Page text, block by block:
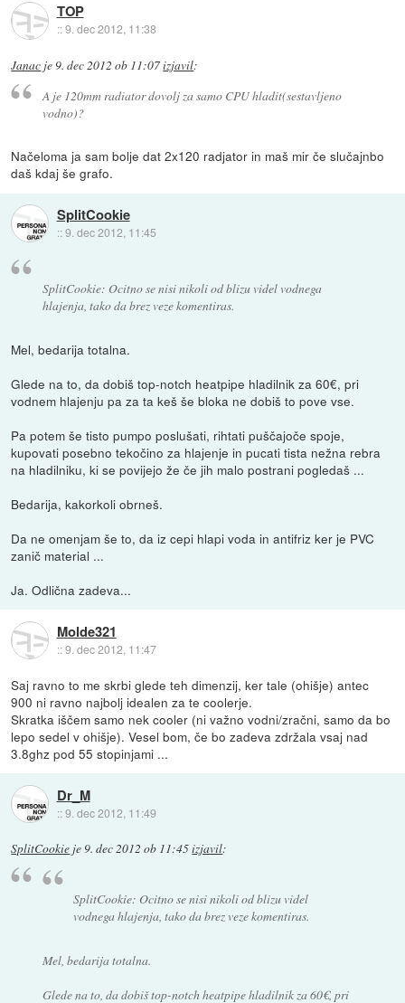
TOP
::9. dec 2012, 11:38
Janac je9. dec 2012 ob 11:07izjavil:
A je 120mm radiator dovolj za samo CPU hladit(sestavljeno
vodno)?
Načeloma ja sam bolje dat 2x120 radjator in maš mir če slučajnbo
daš kdaj še grafo.
SplitCookie
::9. dec 2012, 11:45
SplitCookie: Ocitno se nisi nikoli od blizu videl vodnega
hlajenja, tako da brez veze komentiras.
Mel, bedarija totalna.
Glede na to, da dobiš top-notch heatpipe hladilnik za 60€, pri
vodnem hlajenju pa za ta keš še bloka ne dobiš to pove vse.
Pa potem še tisto pumpo poslušati, rihtati puščajoče spoje,
kupovati posebno tekočino za hlajenje in pucati tista nežna rebra
na hladilniku, ki se povijejo že če jih malo postrani pogledaš ...
Bedarija, kakorkoli obrneš.
Da ne omenjam še to, da iz cepi hlapi voda in antifriz ker je PVC
zanič material ...
Ja. Odlična zadeva...
Molde321
::9. dec 2012, 11:47
Saj ravno to me skrbi glede teh dimenzij, ker tale (ohišje) antec
900 ni ravno najbolj idealen za te coolerje.
Skratka iščem samo nek cooler (ni važno vodni/zračni, samo da bo
lepo sedel v ohišje). Vesel bom, če bo zadeva zdržala vsaj nad
3.8ghz pod 55 stopinjami ...
Dr_M
::9. dec 2012, 11:49
SplitCookie je9. dec 2012 ob 11:45izjavil:
SplitCookie: Ocitno se nisi nikoli od blizu videl
vodnega hlajenja, tako da brez veze komentiras.
Mel, bedarija totalna.
Glede na to, da dobiš top-notch heatpipe hladilnik za 60€, pri